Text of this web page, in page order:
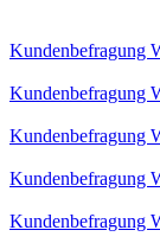
Kundenbefragung
Kundenbefragung
Kundenbefragung
Kundenbefragung
Kundenbefragung